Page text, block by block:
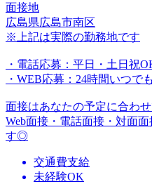
面接地
広島県広島市南区
※上記は実際の勤務地です
・電話応募：平日・土日祝
・WEB応募：24時間いつで
面接はあなたの予定に合わせ
Web面接・電話面接・対面
す◎
交通費支給
未経験OK